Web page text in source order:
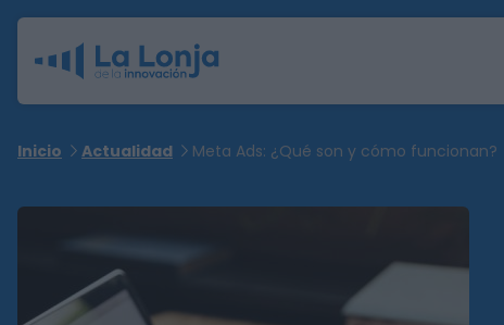
Inicio Actualidad Meta Ads: ¿Qué son y cómo funcionan?